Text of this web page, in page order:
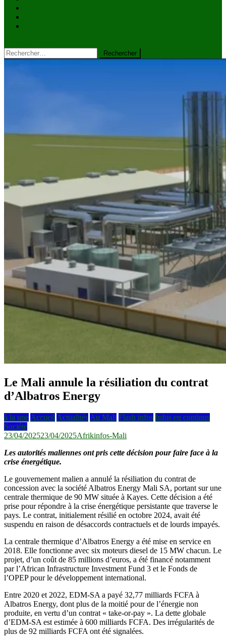
Rechercher :
Le Mali annule la résiliation du contrat
d’Albatros Energy
à la une Accueil Actualités Au Mali Flash infos Infos en continus
Société
23/04/202523/04/2025Afrikinfos-Mali
Les autorités maliennes ont pris cette décision pour faire face à la
crise énergétique.
Le gouvernement malien a annulé la résiliation du contrat de
concession avec la société Albatros Energy Mali SA, portant sur une
centrale thermique de 90 MW située à Kayes. Cette décision a été
prise pour répondre à la crise énergétique persistante que traverse le
pays. Le contrat, initialement résilié en octobre 2024, avait été
suspendu en raison de désaccords contractuels et de lourds impayés.
La centrale thermique d’Albatros Energy a été mise en service en
2018. Elle fonctionne avec six moteurs diesel de 15 MW chacun. Le
projet, d’un coût de 85 millions d’euros, a été financé notamment
par l’African Infrastructure Investment Fund 3 et le Fonds de
l’OPEP pour le développement international.
Entre 2020 et 2022, EDM-SA a payé 32,77 milliards FCFA à
Albatros Energy, dont plus de la moitié pour de l’énergie non
produite, en vertu d’un contrat « take-or-pay ». La dette globale
d’EDM-SA est estimée à 600 milliards FCFA. Des irrégularités de
plus de 92 milliards FCFA ont été signalées.